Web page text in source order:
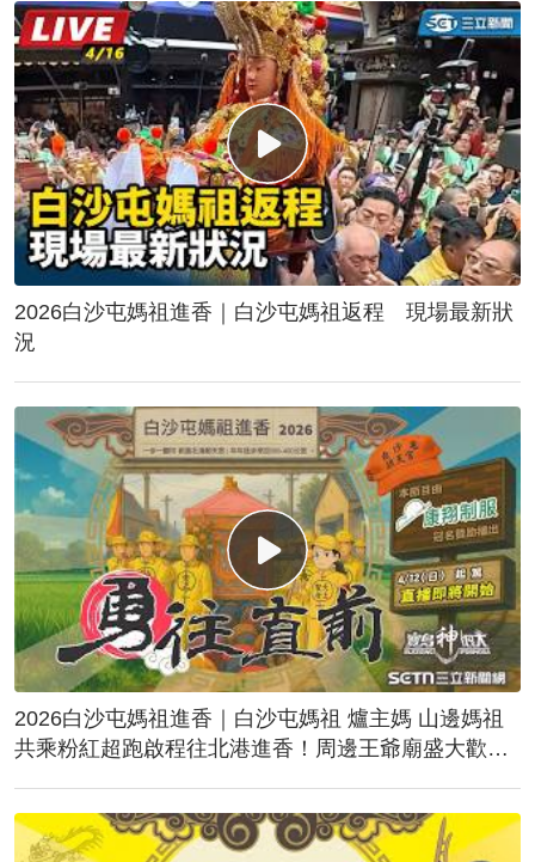
2026白沙屯媽祖進香｜白沙屯媽祖返程 現場最新狀
況
2026白沙屯媽祖進香｜白沙屯媽祖 爐主媽 山邊媽祖
共乘粉紅超跑啟程往北港進香！周邊王爺廟盛大歡